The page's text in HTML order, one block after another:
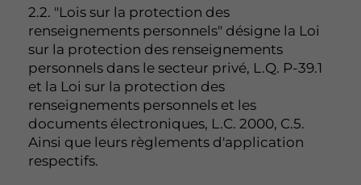
2.2. "Lois sur la protection des
renseignements personnels" désigne la Loi
sur la protection des renseignements
personnels dans le secteur privé, L.Q. P-39.1
et la Loi sur la protection des
renseignements personnels et les
documents électroniques, L.C. 2000, C.5.
Ainsi que leurs règlements d'application
respectifs.